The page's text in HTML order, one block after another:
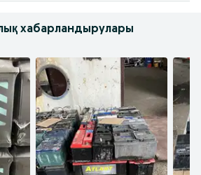
хабарландырулары